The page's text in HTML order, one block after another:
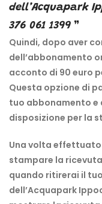
dell’Acquapark
376 061 1399
Quindi, dopo aver
dell’abbonamento
acconto di 90 euro
Questa opzione di
tuo abbonamento e
disposizione per la
Una volta
stampare la
quando ritirerai il
dell’Acquapark